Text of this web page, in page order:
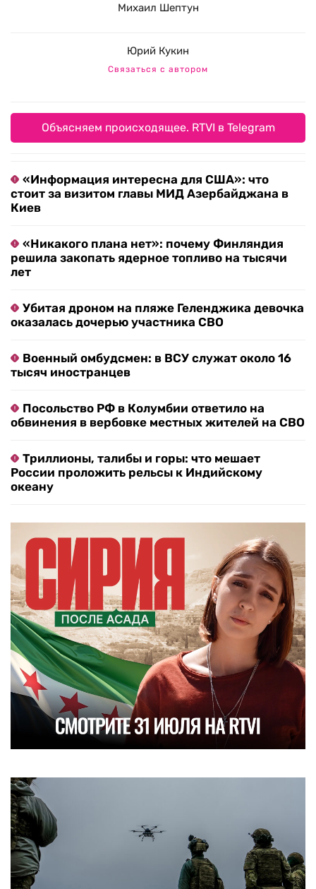
Михаил Шептун
Юрий Кукин
Связаться с автором
Объясняем происходящее. RTVI в Telegram
«Информация интересна для США»: что
стоит за визитом главы МИД Азербайджана в
Киев
«Никакого плана нет»: почему Финляндия
решила закопать ядерное топливо на тысячи
лет
Убитая дроном на пляже Геленджика девочка
оказалась дочерью участника СВО
Военный омбудсмен: в ВСУ служат около 16
тысяч иностранцев
Посольство РФ в Колумбии ответило на
обвинения в вербовке местных жителей на СВО
Триллионы, талибы и горы: что мешает
России проложить рельсы к Индийскому
океану